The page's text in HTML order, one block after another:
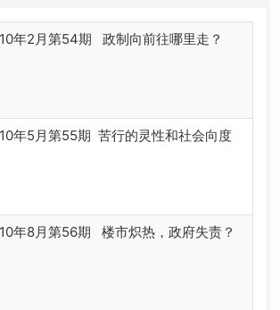
年2月第54期 政制向前往哪里走？
年5月第55期 苦行的灵性和社会向度
年8月第56期 楼市炽热，政府失责？